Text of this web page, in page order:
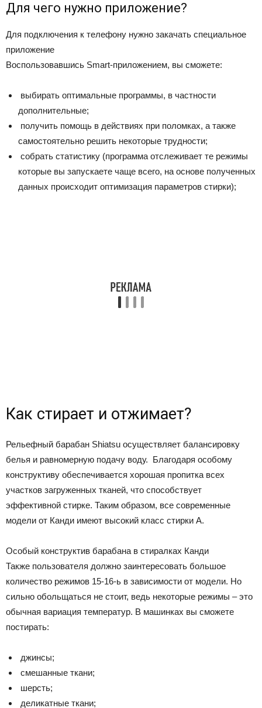
Для чего нужно приложение?
Для подключения к телефону нужно закачать специальное
приложение
Воспользовавшись Smart-приложением, вы сможете:
выбирать оптимальные программы, в частности
дополнительные;
получить помощь в действиях при поломках, а также
самостоятельно решить некоторые трудности;
собрать статистику (программа отслеживает те режимы
которые вы запускаете чаще всего, на основе полученных
данных происходит оптимизация параметров стирки);
Как стирает и отжимает?
Рельефный барабан Shiatsu осуществляет балансировку
белья и равномерную подачу воду. Благодаря особому
конструктиву обеспечивается хорошая пропитка всех
участков загруженных тканей, что способствует
эффективной стирке. Таким образом, все современные
модели от Канди имеют высокий класс стирки А.
Особый конструктив барабана в стиралках Канди
Также пользователя должно заинтересовать большое
количество режимов 15-16-ь в зависимости от модели. Но
сильно обольщаться не стоит, ведь некоторые режимы – это
обычная вариация температур. В машинках вы сможете
постирать:
джинсы;
смешанные ткани;
шерсть;
деликатные ткани;